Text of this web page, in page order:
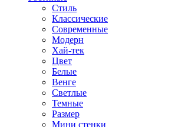
Стиль
Классические
Современные
Модерн
Хай-тек
Цвет
Белые
Венге
Светлые
Темные
Размер
Мини стенки